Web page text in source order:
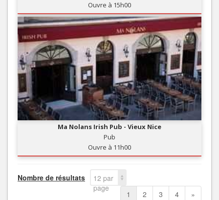
Ouvre à 15h00
Ma Nolans Irish Pub - Vieux Nice
Pub
Ouvre à 11h00
Nombre de résultats
12 par
page
1 2 3 4 »